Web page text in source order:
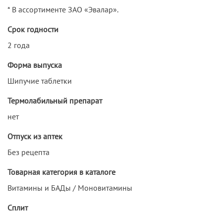
* В ассортименте ЗАО «Эвалар».
Срок годности
2 года
Форма выпуска
Шипучие таблетки
Термолабильный препарат
нет
Отпуск из аптек
Без рецепта
Товарная категория в каталоге
Витамины и БАДы / Моновитамины
Сплит